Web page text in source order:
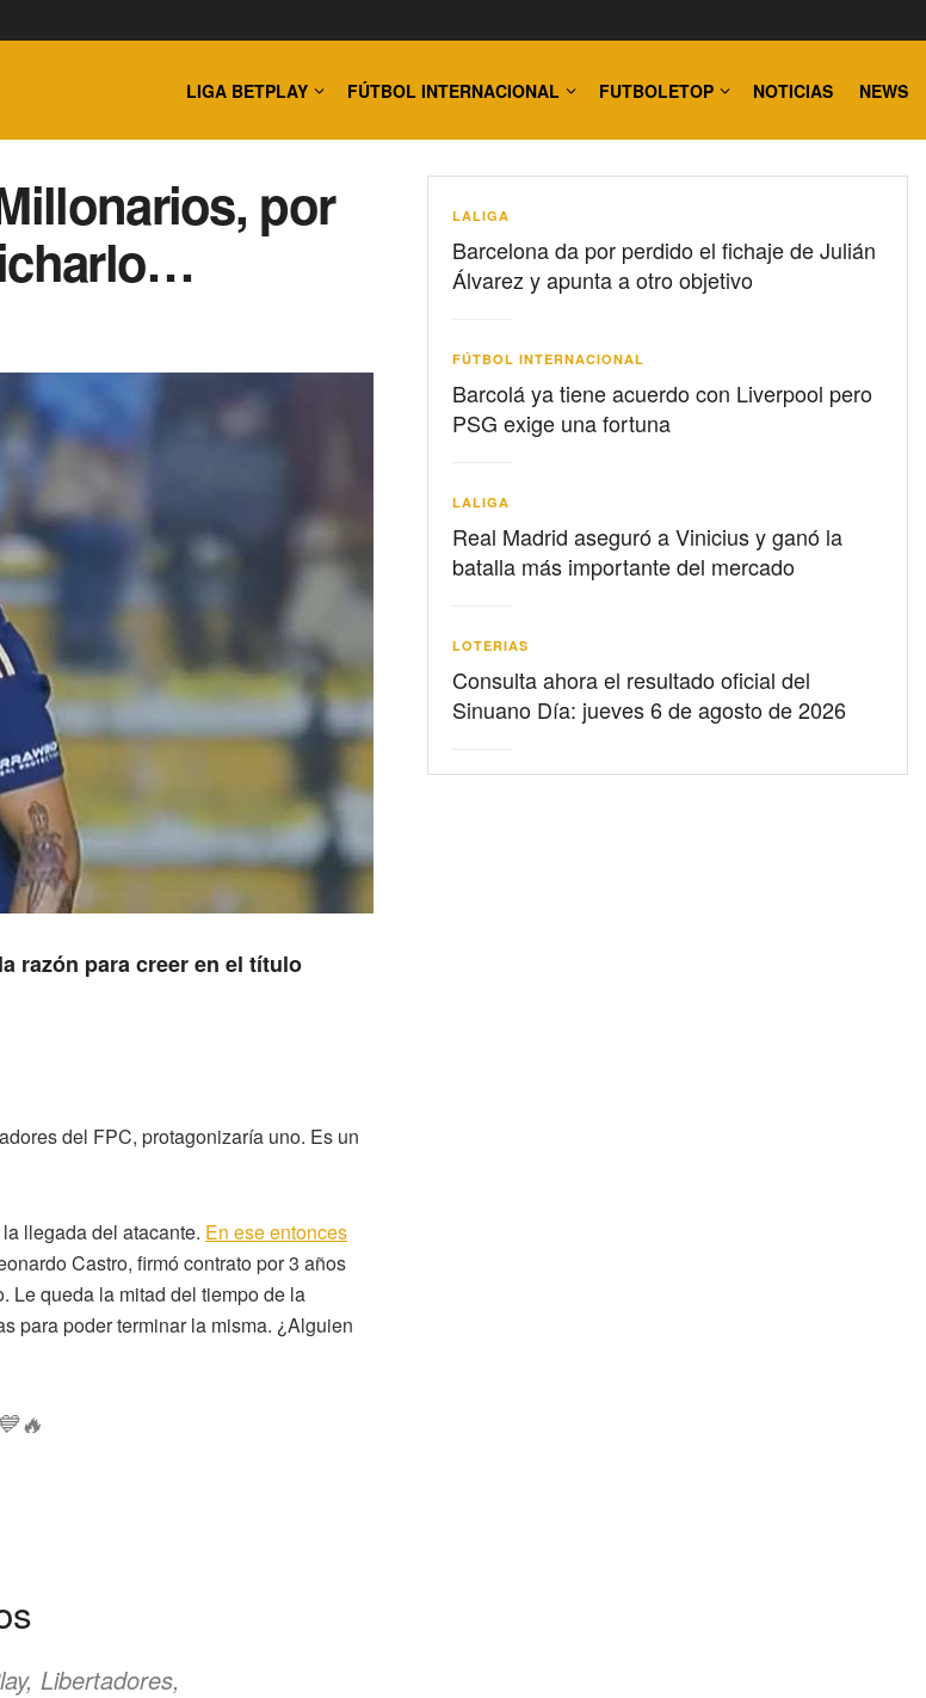
LIGA BETPLAY FÚTBOL INTERNACIONAL FUTBOLETOP NOTICIAS NEWS
por
razón para creer en el título
del FPC, protagonizaría uno. Es un
llegada del atacante. En ese entonces
Castro, firmó contrato por 3 años
Le queda la mitad del tiempo de la
para poder terminar la misma. ¿Alguien
Libertadores,
LALIGA
Barcelona da por perdido el fichaje de Julián
Álvarez y apunta a otro objetivo
FÚTBOL INTERNACIONAL
Barcolá ya tiene acuerdo con Liverpool pero
PSG exige una fortuna
LALIGA
Real Madrid aseguró a Vinicius y ganó la
batalla más importante del mercado
LOTERIAS
Consulta ahora el resultado oficial del
Sinuano Día: jueves 6 de agosto de 2026